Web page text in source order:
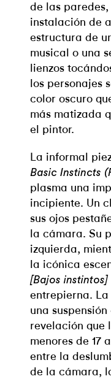
de las
instalación de
estructura de
musical o una
lienzos
los personajes
color oscuro
más matizada
el pintor.
La informal
Basic Instincts
plasma una
incipiente. Un
sus ojos
la cámara. Su
izquierda,
la icónica
[Bajos instintos]
entrepierna.
una
revelación que
menores de 17
entre la
de la cámara,